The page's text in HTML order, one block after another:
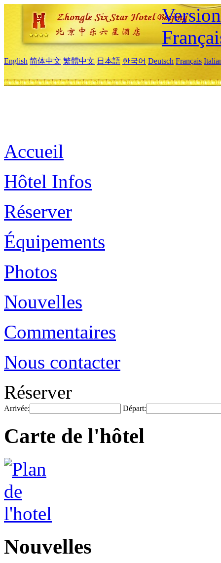
English 简体中文 繁體中文 日本語 한국어 Deutsch Français
Accueil
Hôtel Infos
Réserver
Équipements
Photos
Nouvelles
Commentaires
Nous contacter
Réserver
Arrivée: Départ:
Carte de l'hôtel
Nouvelles